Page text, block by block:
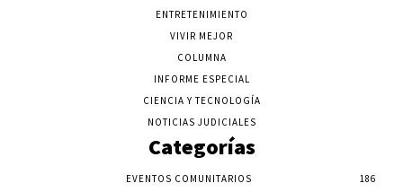
ENTRETENIMIENTO
VIVIR MEJOR
COLUMNA
INFORME ESPECIAL
CIENCIA Y TECNOLOGÍA
NOTICIAS JUDICIALES
Categorías
EVENTOS COMUNITARIOS
186